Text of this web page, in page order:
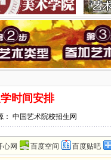
时间安排
： 中国艺术院校招生网
心网 百度空间 百度贴吧